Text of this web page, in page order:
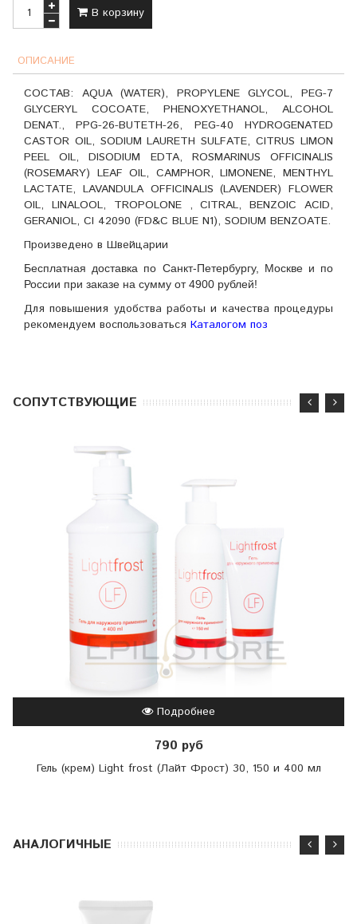
В корзину
ОПИСАНИЕ
СОСТАВ: AQUA (WATER), PROPYLENE GLYCOL, PEG-7
GLYCERYL COCOATE, PHENOXYETHANOL, ALCOHOL
DENAT., PPG-26-BUTETH-26, PEG-40 HYDROGENATED
CASTOR OIL, SODIUM LAURETH SULFATE, CITRUS LIMON
PEEL OIL, DISODIUM EDTA, ROSMARINUS OFFICINALIS
(ROSEMARY) LEAF OIL, CAMPHOR, LIMONENE, MENTHYL
LACTATE, LAVANDULA OFFICINALIS (LAVENDER) FLOWER
OIL, LINALOOL, TROPOLONE , CITRAL, BENZOIC ACID,
GERANIOL, CI 42090 (FD&C BLUE N1), SODIUM BENZOATE.
Произведено в Швейцарии
Бесплатная доставка по Санкт-Петербургу, Москве и по
России при заказе на сумму от 4900 рублей!
Для повышения удобства работы и качества процедуры
рекомендуем воспользоваться Каталогом поз
CОПУТСТВУЮЩИЕ
Подробнее
790 руб
Гель (крем) Light frost (Лайт Фрост) 30, 150 и 400 мл
АНАЛОГИЧНЫЕ